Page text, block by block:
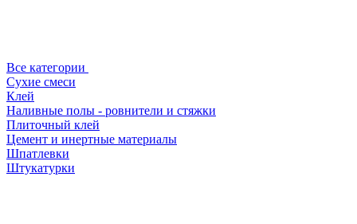
Все категории
Сухие смеси
Клей
Наливные полы - ровнители и стяжки
Плиточный клей
Цемент и инертные материалы
Шпатлевки
Штукатурки